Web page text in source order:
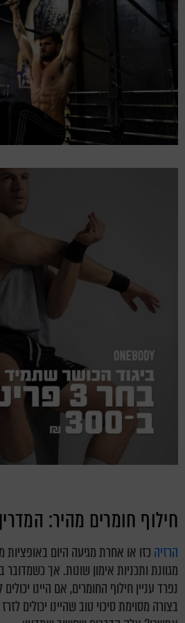
חילוף חומרים מהיר:
הרזיה כזו או אחרת מגיעה היום באופציות
מגוונת ותכניות אימון שונות. אך
נפרד עניין חילוף החומרים, אם היינו
בצורה מסוימת סיכוי טוב שהיינו יכולים